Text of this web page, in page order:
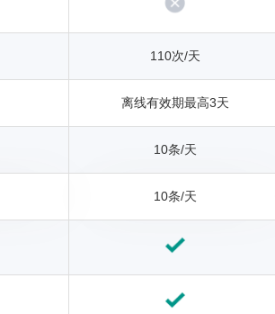
110次/天
离线有效期最高3天
10条/天
10条/天